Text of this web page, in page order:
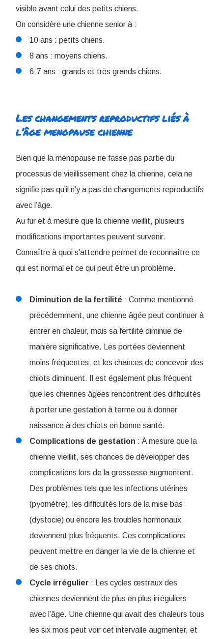
visible avant celui des petits chiens.
On considère une chienne senior à :
10 ans : petits chiens.
8 ans : moyens chiens.
6-7 ans : grands et très grands chiens.
Les changements reproductifs liés à
l’âge menopause chienne
Bien que la ménopause ne fasse pas partie du
processus de vieillissement chez la chienne, cela ne
signifie pas qu’il n’y a pas de changements reproductifs
avec l’âge.
Au fur et à mesure que la chienne vieillit, plusieurs
modifications importantes peuvent survenir.
Connaître à quoi s'attendre permet de reconnaître ce
qui est normal et ce qui peut être un problème.
Diminution de la fertilité : Comme mentionné
précédemment, une chienne âgée peut continuer à
entrer en chaleur, mais sa fertilité diminue de
manière significative. Les portées deviennent
moins fréquentes, et les chances de concevoir des
chiots diminuent. Il est également plus fréquent
que les chiennes âgées rencontrent des difficultés
à porter une gestation à terme ou à donner
naissance à des chiots en bonne santé.
Complications de gestation : À mesure que la
chienne vieillit, ses chances de développer des
complications lors de la grossesse augmentent.
Des problèmes tels que les infections utérines
(pyomètre), les difficultés lors de la mise bas
(dystocie) ou encore les troubles hormonaux
deviennent plus fréquents. Ces complications
peuvent mettre en danger la vie de la chienne et
de ses chiots.
Cycle irrégulier : Les cycles œstraux des
chiennes deviennent de plus en plus irréguliers
avec l’âge. Une chienne qui avait des chaleurs tous
les six mois peut voir cet intervalle augmenter, et